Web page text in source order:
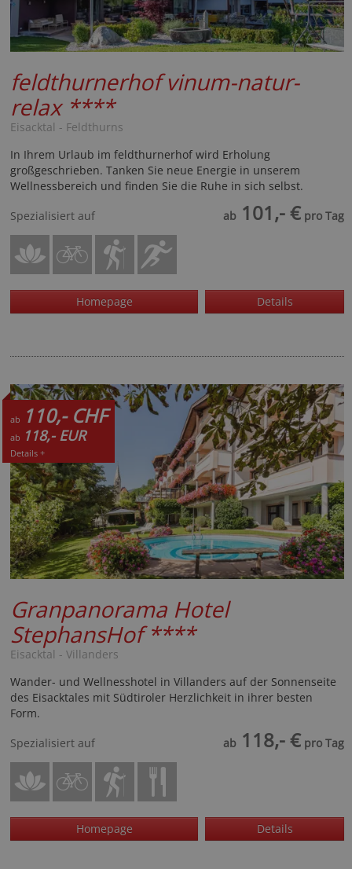
feldthurnerhof vinum-natur-
relax ****
Eisacktal - Feldthurns
In Ihrem Urlaub im feldthurnerhof wird Erholung
großgeschrieben. Tanken Sie neue Energie in unserem
Wellnessbereich und finden Sie die Ruhe in sich selbst.
Spezialisiert auf
ab 101,- € pro Tag
Homepage Details
ab 110,- CHF
ab 118,- EUR
Details +
Granpanorama Hotel
StephansHof****
Eisacktal - Villanders
Wander- und Wellnesshotel in Villanders auf der Sonnenseite
des Eisacktales mit Südtiroler Herzlichkeit in ihrer besten
Form.
Spezialisiert auf
ab 118,- € pro Tag
Homepage Details